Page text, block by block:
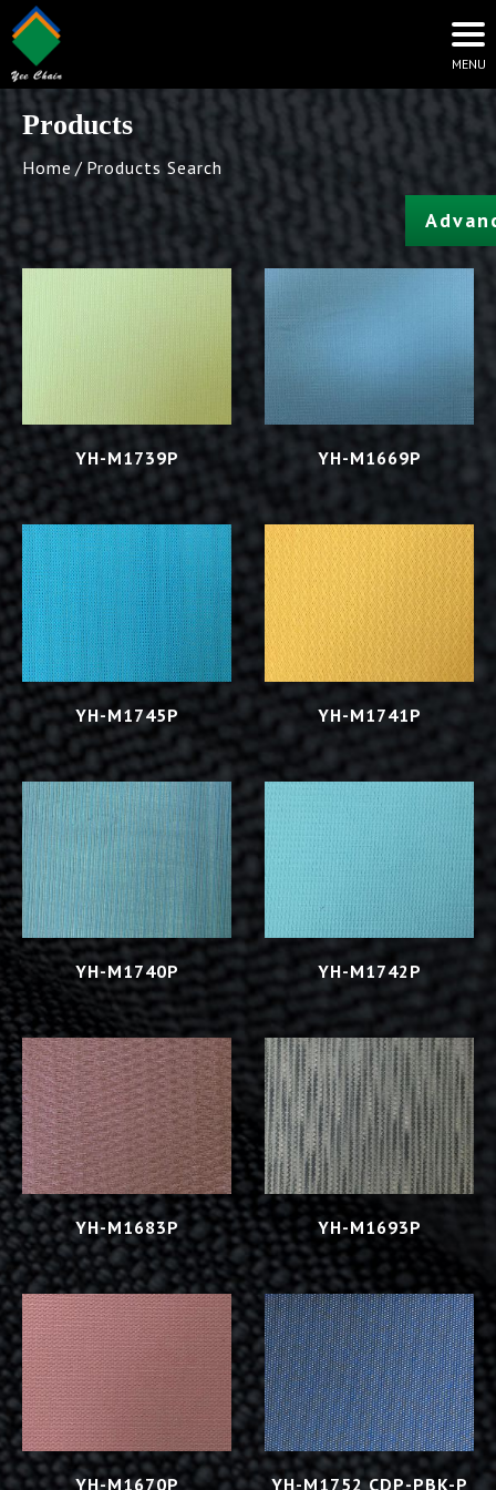
Products
Home Products Search
YH-M1739P YH-M1669P
YH-M1745P YH-M1741P
YH-M1740P YH-M1742P
YH-M1683P YH-M1693P
YH-M1670P YH-M1752 CDP-PBK-P